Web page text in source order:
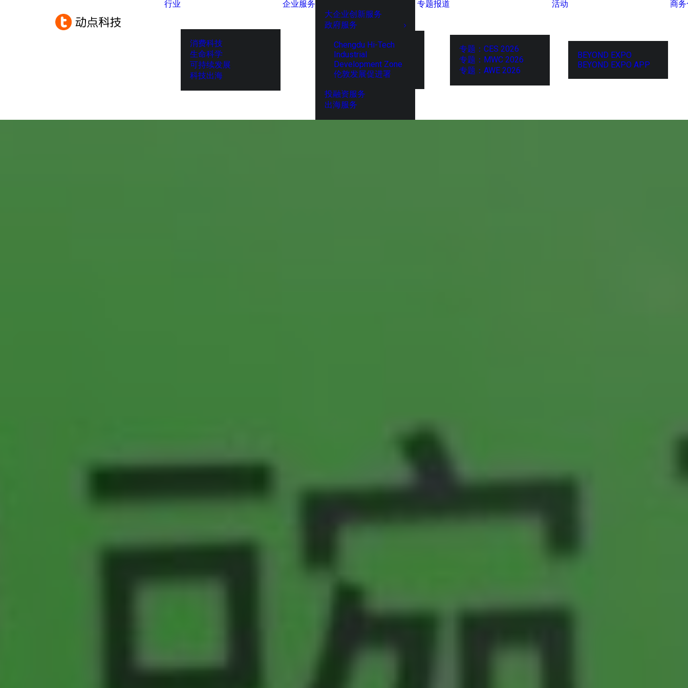
行业
消费科技
生命科学
可持续发展
科技出海
企业服务
大企业创新服务
政府服务
Chengdu Hi-Tech
Industrial
Development Zone
伦敦发展促进署
投融资服务
出海服务
专题报道
专题：CES 2026
专题：MWC 2026
专题：AWE 2026
活动
BEYOND EXPO
BEYOND EXPO APP
商